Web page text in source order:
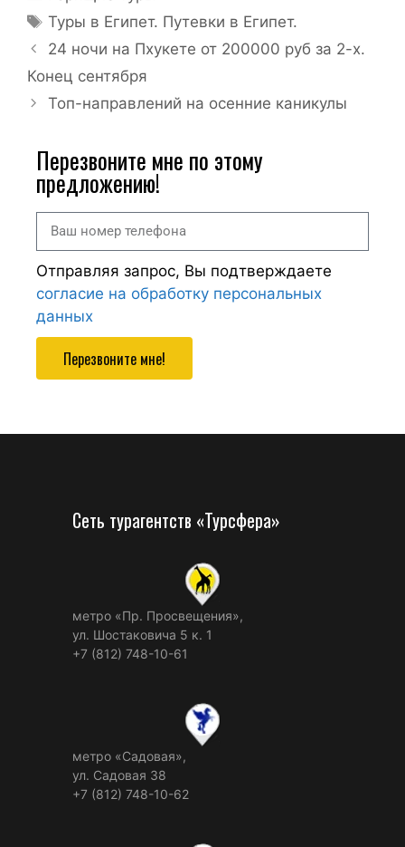
Туры в Египет. Путевки в Египет.
24 ночи на Пхукете от 200000 руб за 2-х.
Конец сентября
Топ-направлений на осенние каникулы
Перезвоните мне по этому
предложению!
Отправляя запрос, Вы подтверждаете
согласие на обработку персональных
данных
Перезвоните мне!
Сеть турагентств «Турсфера»
метро «Пр. Просвещения»,
ул. Шостаковича 5 к. 1
+7 (812) 748-10-61
метро «Садовая»,
ул. Садовая 38
+7 (812) 748-10-62